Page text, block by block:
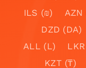
ILS (₪)
DZD (DA)
ALL (L)
KZT (₸)